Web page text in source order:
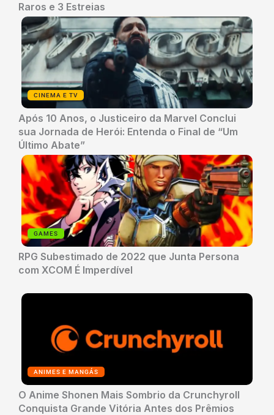
Raros e 3 Estreias
CINEMA E TV
Após 10 Anos, o Justiceiro da Marvel Conclui
sua Jornada de Herói: Entenda o Final de “Um
Último Abate”
GAMES
RPG Subestimado de 2022 que Junta Persona
com XCOM É Imperdível
ANIMES E MANGÁS
O Anime Shonen Mais Sombrio da Crunchyroll
Conquista Grande Vitória Antes dos Prêmios